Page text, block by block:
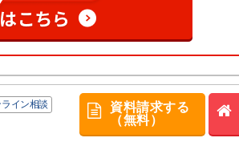
ライン相談
資料請求する
（無料）